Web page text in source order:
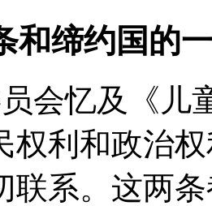
和缔约国的
会忆及《儿
权利和政治
联系。这两